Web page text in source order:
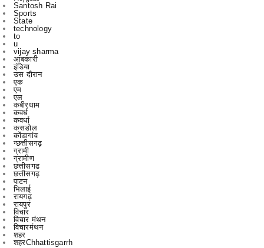
Santosh Rai
Sports
State
technology
to
u
vijay sharma
आबकारी
इंडिया
उस दौरान
एक
एम
एल
कबीरधाम
कवर्ध
कवर्धा
कसडोल
कोंडागांव
ग्छत्तीसगढ़
ग्रामी
ग्रामीण
छत्तीसगढ
छत्तीसगढ़
पाटन
भिलाई
रायगढ़
रायपुर
विचार
विचार मंथन
विचारमंथन
शहर
शहरChhattisgarrh